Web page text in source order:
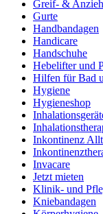
Greif- &
Gurte
Handbandagen
Handicare
Handschuhe
Hebelifter und
Hilfen für Bad
Hygiene
Hygieneshop
Inkontinenz
Invacare
Jetzt mieten
Klinik- und
Kniebandagen